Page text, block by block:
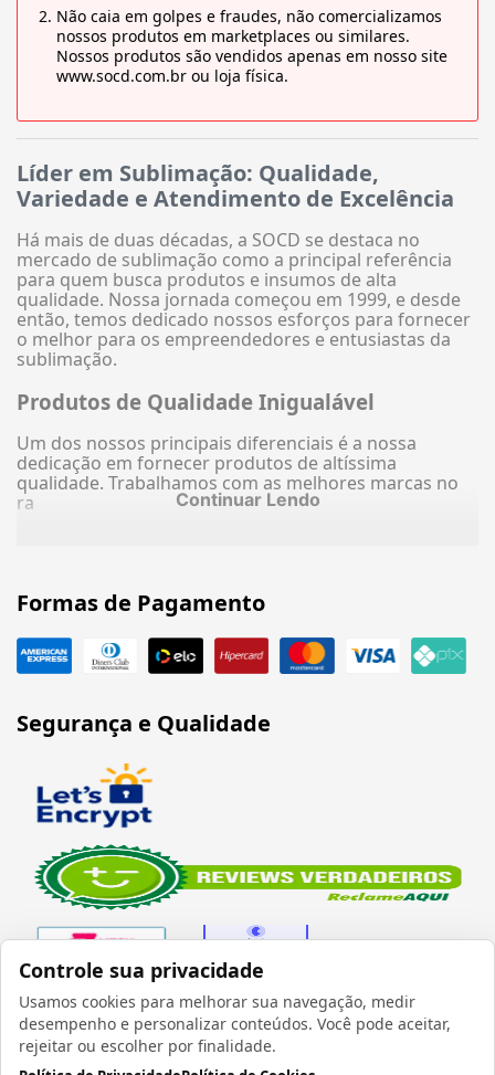
Controle sua privacidade
Usamos cookies para melhorar sua navegação, medir
desempenho e personalizar conteúdos. Você pode aceitar,
rejeitar ou escolher por finalidade.
Não caia em golpes e fraudes, não comercializamos
nossos produtos em marketplaces ou similares.
Nossos produtos são vendidos apenas em nosso site
www.socd.com.br ou loja física.
Líder em Sublimação: Qualidade,
Variedade e Atendimento de Excelência
Há mais de duas décadas, a SOCD se destaca no
mercado de sublimação como a principal referência
para quem busca produtos e insumos de alta
qualidade. Nossa jornada começou em 1999, e desde
então, temos dedicado nossos esforços para fornecer
o melhor para os empreendedores e entusiastas da
sublimação.
Produtos de Qualidade Inigualável
Um dos nossos principais diferenciais é a nossa
dedicação em fornecer produtos de altíssima
qualidade. Trabalhamos com as melhores marcas no
ra
Continuar Lendo
Formas de Pagamento
Segurança e Qualidade
Verificada por